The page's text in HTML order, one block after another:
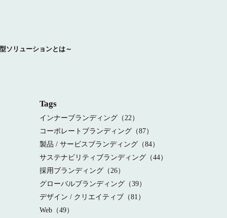
ソリューションとは～
Tags
インナーブランディング（22）
コーポレートブランディング（87）
製品 / サービスブランディング（84）
サステナビリティブランディング（44）
採用ブランディング（26）
グローバルブランディング（39）
デザイン / クリエイティブ（81）
Web（49）